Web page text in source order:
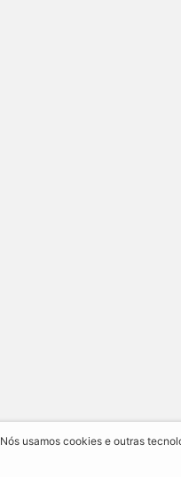
usamos cookies e outras